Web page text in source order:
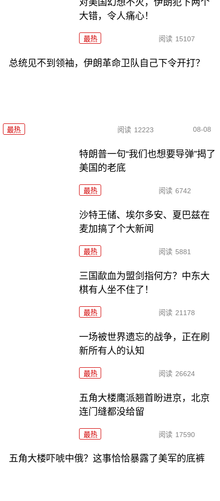
对美国幻想不灭，伊朗犯下两个
大错，令人痛心！
最热 阅读 15107
总统见不到领袖，伊朗革命卫队自己下令开打？
最热 阅读 12223 08-08
特朗普一句“我们也想要导弹”揭了
美国的老底
最热 阅读 6742
沙特王储、埃尔多安、夏巴兹在
麦加搞了个大新闻
最热 阅读 5881
三国歃血为盟剑指何方？中东大
棋有人坐不住了！
最热 阅读 21178
一场被世界遗忘的战争，正在刷
新所有人的认知
最热 阅读 26624
五角大楼鹰派翘首盼进京，北京
连门缝都没给留
最热 阅读 17590
五角大楼吓唬中俄？这事恰恰暴露了美军的底裤